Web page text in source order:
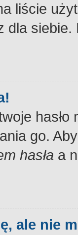
liście
dla
go.
hasła a
ale nie